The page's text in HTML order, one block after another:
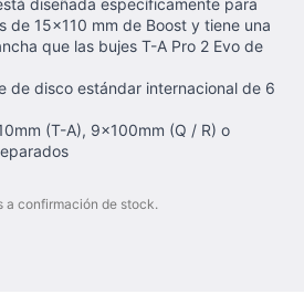
diseñada específicamente para
de 15x110 mm de Boost y tiene una
que las bujes T-A Pro 2 Evo de
de disco estándar internacional de 6
(T-A), 9x100mm (Q / R) o
a confirmación de stock.